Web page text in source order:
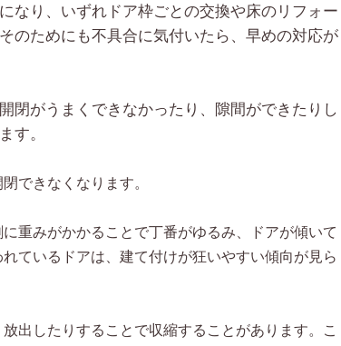
なり、いずれドア枠ごとの交換や床のリフォー
のためにも不具合に気付いたら、早めの対応が
閉がうまくできなかったり、隙間ができたりし
す。
できなくなります。
重みがかかることで丁番がゆるみ、ドアが傾いて
ているドアは、建て付けが狂いやすい傾向が見ら
出したりすることで収縮することがあります。こ